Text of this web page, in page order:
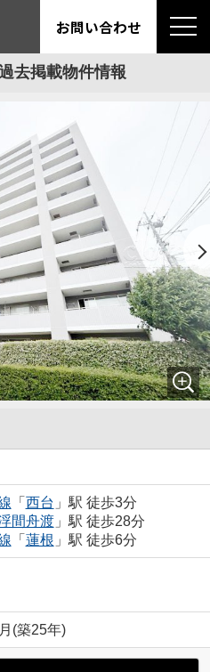
お問い合わせ
去掲載物件情報
「 西台 」駅 徒歩3分
間舟渡」駅 徒歩28分
「 蓮根 」駅 徒歩6分
(築25年)